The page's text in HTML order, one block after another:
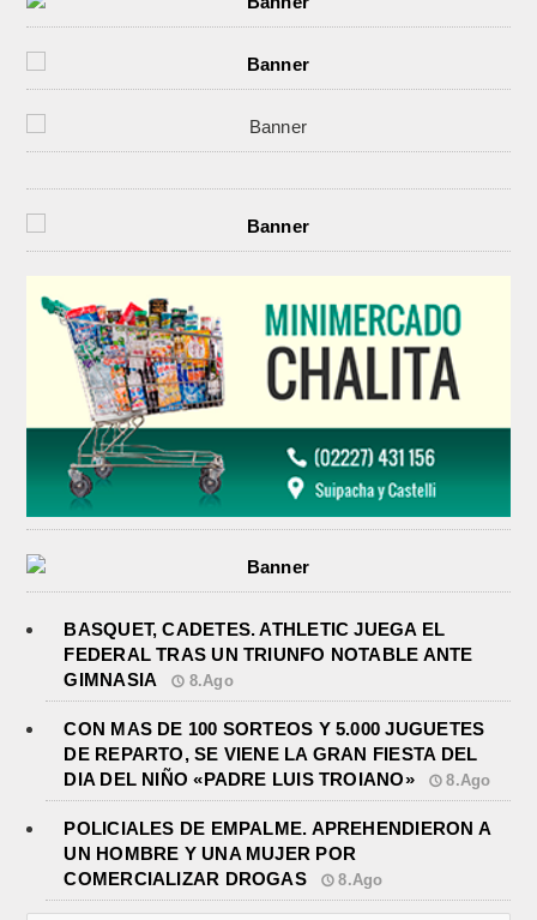
BASQUET, CADETES. ATHLETIC JUEGA EL
FEDERAL TRAS UN TRIUNFO NOTABLE ANTE
GIMNASIA
8.Ago
CON MAS DE 100 SORTEOS Y 5.000 JUGUETES
DE REPARTO, SE VIENE LA GRAN FIESTA DEL
DIA DEL NIÑO «PADRE LUIS TROIANO»
8.Ago
POLICIALES DE EMPALME. APREHENDIERON A
UN HOMBRE Y UNA MUJER POR
COMERCIALIZAR DROGAS
8.Ago